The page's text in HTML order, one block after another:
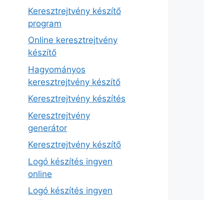
Keresztrejtvény készítő
program
Online keresztrejtvény
készítő
Hagyományos
keresztrejtvény készítő
Keresztrejtvény készítés
Keresztrejtvény
generátor
Keresztrejtvény készítő
Logó készítés ingyen
online
Logó készítés ingyen